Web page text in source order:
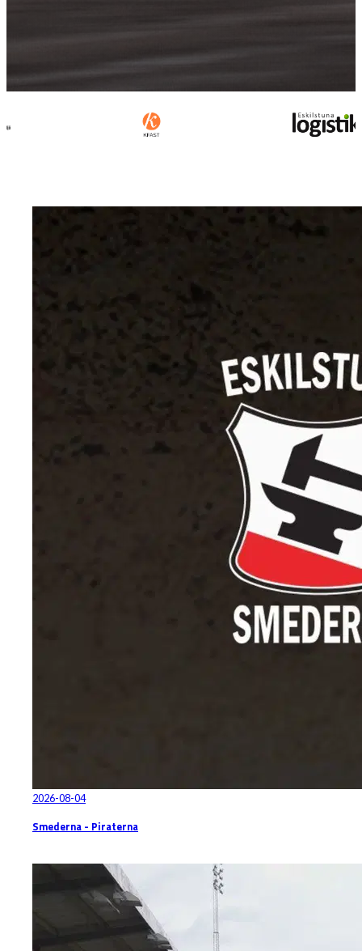
2026-08-04
Smederna - Piraterna